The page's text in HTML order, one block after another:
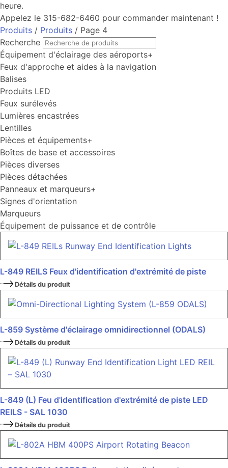
heure.
Appelez le 315-682-6460 pour commander maintenant !
Produits / Produits / Page 4
Recherche
Équipement d'éclairage des aéroports+
Feux d'approche et aides à la navigation
Balises
Produits LED
Feux surélevés
Lumières encastrées
Lentilles
Pièces et équipements+
Boîtes de base et accessoires
Pièces diverses
Pièces détachées
Panneaux et marqueurs+
Signes d'orientation
Marqueurs
Équipement de puissance et de contrôle
L-849 REILS Feux d'identification d'extrémité de piste
Détails du produit
L-859 Système d'éclairage omnidirectionnel (ODALS)
Détails du produit
L-849 (L) Feu d'identification d'extrémité de piste LED
REILS - SAL 1030
Détails du produit